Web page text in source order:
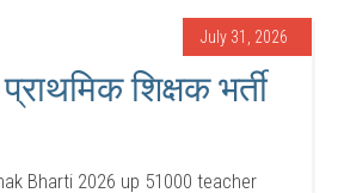
July 31, 2026
शिक्षक भर्ती
Bharti 2026 up 51000 teacher